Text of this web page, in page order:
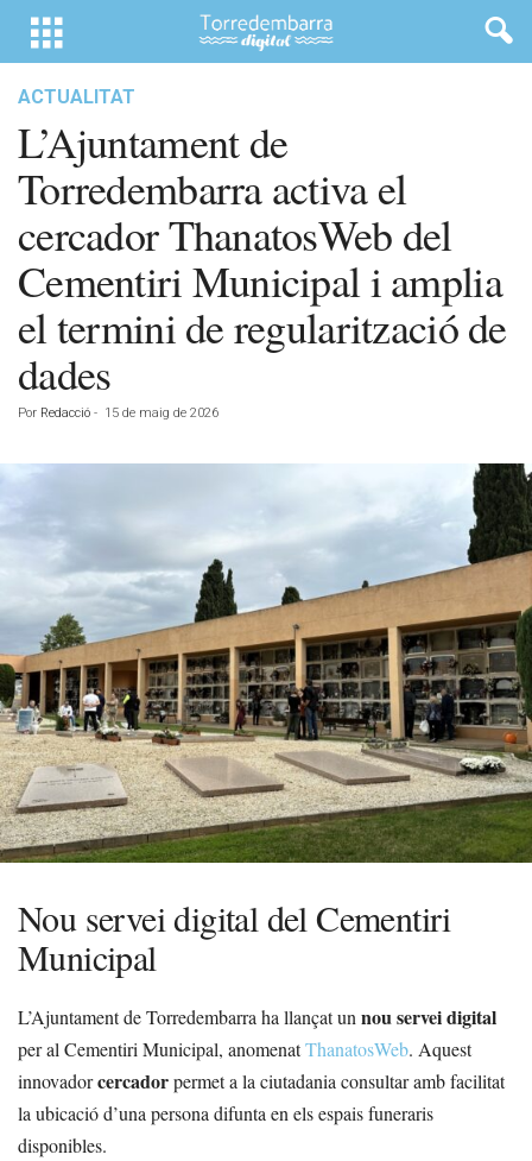
ACTUALITAT
L’Ajuntament de
Torredembarra activa el
cercador ThanatosWeb del
Cementiri Municipal i amplia
el termini de regularització de
dades
Por Redacció - 15 de maig de 2026
Nou servei digital del Cementiri
Municipal
L’Ajuntament de Torredembarra ha llançat un nou servei digital
per al Cementiri Municipal, anomenatThanatosWeb. Aquest
innovadorcercadorpermet a la ciutadania consultar amb facilitat
la ubicació d’una persona difunta en els espais funeraris
disponibles.